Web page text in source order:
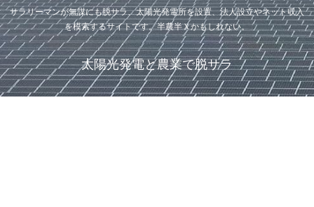
サラリーマンが無謀にも脱サラ、太陽光発電所を設置、法人設立やネット収入
を模索するサイトです。半農半Ｘかもしれない。
太陽光発電と農業で脱サラ